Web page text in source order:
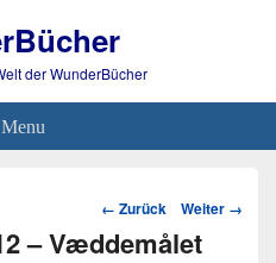
der WunderBücher
Menu
Bild-
Navigation
← Zurück Weiter →
– Væddemålet